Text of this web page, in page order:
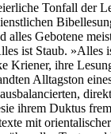
Tonfall der
Gebotene
ist Staub. »Alles
ihre
Alltagston
ihrem Duktus
mit